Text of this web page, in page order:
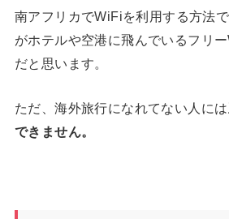
南アフリカでWiFiを利用する方法
がホテルや空港に飛んでいるフリ
だと思います。
ただ、海外旅行になれてない人には
できません。